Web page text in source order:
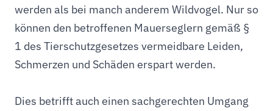
werden als bei manch anderem Wildvogel. Nur so
können den betroffenen Mauerseglern gemäß §
1 des Tierschutzgesetzes vermeidbare Leiden,
Schmerzen und Schäden erspart werden.
Dies betrifft auch einen sachgerechten Umgang